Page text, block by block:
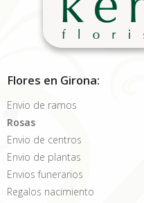
Flores en Girona:
Envio de ramos
Rosas
Envio de centros
Envio de plantas
Envios funerarios
Regalos nacimiento